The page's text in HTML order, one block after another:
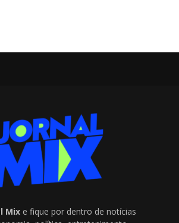
Mix e fique por dentro de notícias